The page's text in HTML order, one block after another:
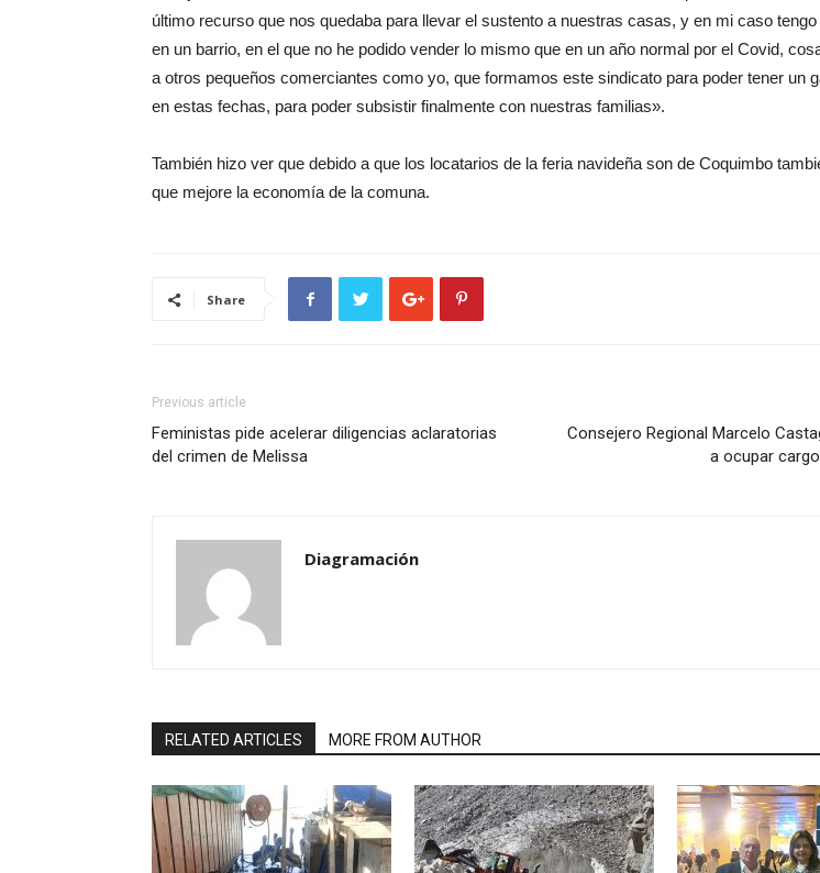
último recurso que nos quedaba para llevar el sustento a nuestras casas, y en mi caso
en un barrio, en el que no he podido vender lo mismo que en un año normal por el Covid,
a otros pequeños comerciantes como yo, que formamos este sindicato para poder tener un
en estas fechas, para poder subsistir finalmente con nuestras familias».
También hizo ver que debido a que los locatarios de la feria navideña son de Coquimbo
que mejore la economía de la comuna.
Share
Previous article
Feministas pide acelerar diligencias aclaratorias
del crimen de Melissa
Consejero Regional Marcelo
a ocupar
Diagramación
RELATED ARTICLES MORE FROM AUTHOR